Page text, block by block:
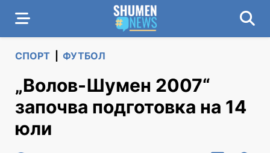
СПОРТ ФУТБОЛ
„Волов-Шумен 2007“
започва подготовка на 14
юли